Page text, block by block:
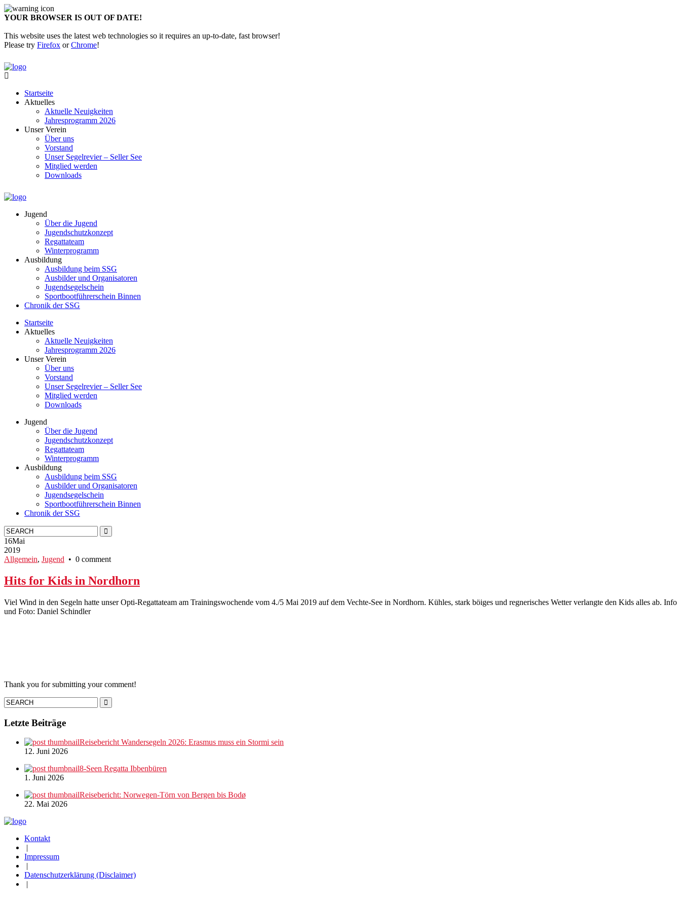
YOUR BROWSER IS OUT OF DATE!
This website uses the latest web technologies so it requires an up-to-date, fast browser!
Please try Firefox orChrome!
Startseite
Aktuelles
Aktuelle Neuigkeiten
Jahresprogramm 2026
Unser Verein
Über uns
Vorstand
Unser Segelrevier – Seller See
Mitglied werden
Downloads
Jugend
Über die Jugend
Jugendschutzkonzept
Regattateam
Winterprogramm
Ausbildung
Ausbildung beim SSG
Ausbilder und Organisatoren
Jugendsegelschein
Sportbootführerschein Binnen
Chronik der SSG
Startseite
Aktuelles
Aktuelle Neuigkeiten
Jahresprogramm 2026
Unser Verein
Über uns
Vorstand
Unser Segelrevier – Seller See
Mitglied werden
Downloads
Jugend
Über die Jugend
Jugendschutzkonzept
Regattateam
Winterprogramm
Ausbildung
Ausbildung beim SSG
Ausbilder und Organisatoren
Jugendsegelschein
Sportbootführerschein Binnen
Chronik der SSG
16Mai
2019
Allgemein, Jugend • 0 comment
Hits for Kids in Nordhorn
Viel Wind in den Segeln hatte unser Opti-Regattateam am Trainingswochende vom 4./5 Mai 2019 auf dem Vechte-See in Nordhorn. Kühles, stark böiges und regnerisches Wetter verlangte den Kids alles ab. Info
und Foto: Daniel Schindler
Thank you for submitting your comment!
Letzte Beiträge
Reisebericht Wandersegeln 2026: Erasmus muss ein Stormi sein
12. Juni 2026
8-Seen Regatta Ibbenbüren
1. Juni 2026
Reisebericht: Norwegen-Törn von Bergen bis Bodø
22. Mai 2026
Kontakt
|
Impressum
|
Datenschutzerklärung (Disclaimer)
|